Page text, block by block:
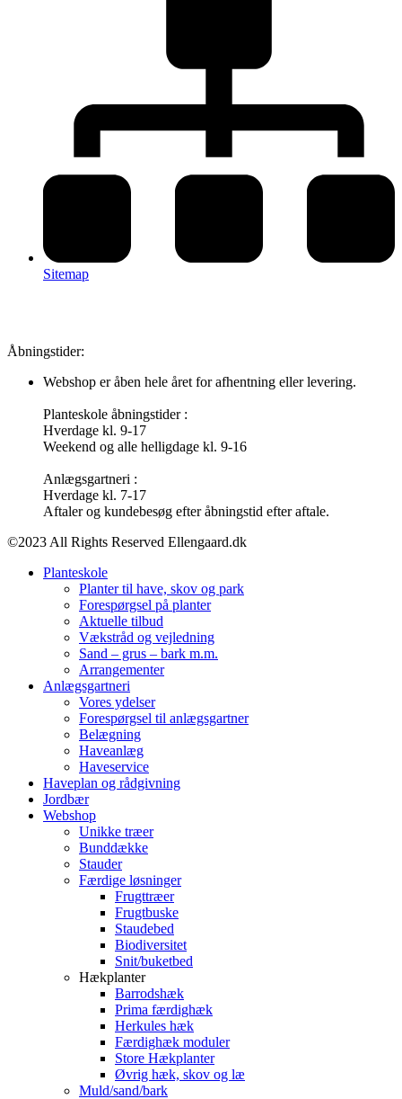
Sitemap
Åbningstider:
Webshop er åben hele året for afhentning eller levering.
Planteskole åbningstider :
Hverdage kl. 9-17
Weekend og alle helligdage kl. 9-16
Anlægsgartneri :
Hverdage kl. 7-17
Aftaler og kundebesøg efter åbningstid efter aftale.
©2023 All Rights Reserved Ellengaard.dk
Planteskole
Planter til have, skov og park
Forespørgsel på planter
Aktuelle tilbud
Vækstråd og vejledning
Sand – grus – bark m.m.
Arrangementer
Anlægsgartneri
Vores ydelser
Forespørgsel til anlægsgartner
Belægning
Haveanlæg
Haveservice
Haveplan og rådgivning
Jordbær
Webshop
Unikke træer
Bunddække
Stauder
Færdige løsninger
Frugttræer
Frugtbuske
Staudebed
Biodiversitet
Snit/buketbed
Hækplanter
Barrodshæk
Prima færdighæk
Herkules hæk
Færdighæk moduler
Store Hækplanter
Øvrig hæk, skov og læ
Muld/sand/bark